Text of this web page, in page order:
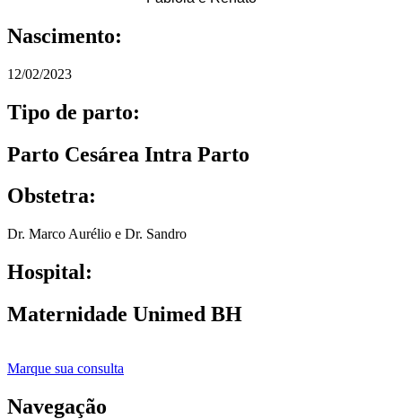
Nascimento:
12/02/2023
Tipo de parto:
Parto Cesárea Intra Parto
Obstetra:
Dr. Marco Aurélio e Dr. Sandro
Hospital:
Maternidade Unimed BH
Marque sua consulta
Navegação